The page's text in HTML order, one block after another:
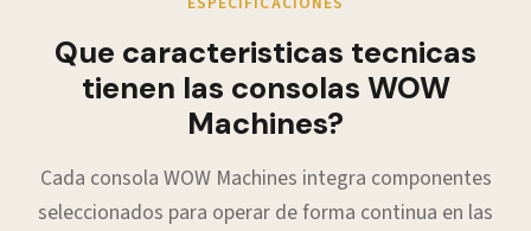
Que caracteristicas tecnicas
tienen las consolas WOW
Machines?
Cada consola WOW Machines integra componentes
seleccionados para operar de forma continua en las